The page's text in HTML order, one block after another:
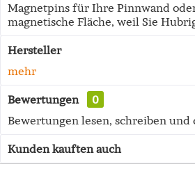
Magnetpins für Ihre Pinnwand
magnetische Fläche, weil Sie
Hersteller
mehr
Bewertungen
0
Bewertungen lesen, schreiben und
Kunden kauften auch